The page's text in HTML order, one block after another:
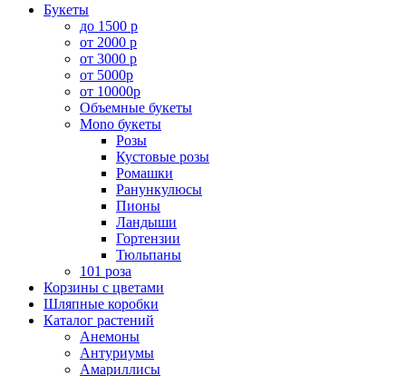
Букеты
до 1500 р
от 2000 р
от 3000 р
от 5000р
от 10000р
Объемные букеты
Mono букеты
Розы
Кустовые розы
Ромашки
Ранункулюсы
Пионы
Ландыши
Гортензии
Тюльпаны
101 роза
Корзины с цветами
Шляпные коробки
Каталог растений
Анемоны
Антуриумы
Амариллисы